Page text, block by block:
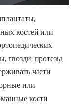
костей или
гвозди, протезы,
части
или
кости